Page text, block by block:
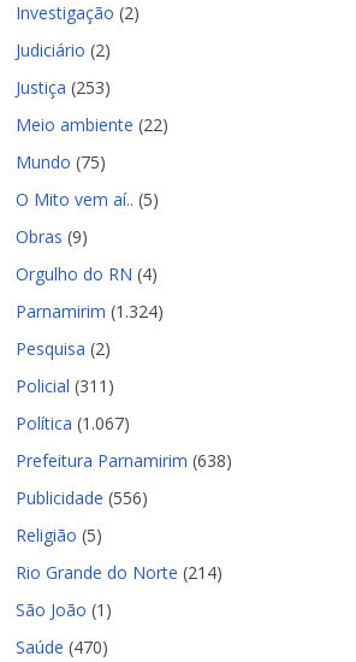
Investigação (2)
Judiciário (2)
Justiça (253)
Meio ambiente (22)
Mundo (75)
O Mito vem aí.. (5)
Obras (9)
Orgulho do RN (4)
Parnamirim (1.324)
Pesquisa (2)
Policial (311)
Política (1.067)
Prefeitura Parnamirim (638)
Publicidade (556)
Religião (5)
Rio Grande do Norte (214)
São João (1)
Saúde (470)